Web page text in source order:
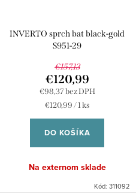
INVERTO sprch bat black-gold
S951-29
€157,13
€98,37 bez DPH
€120,99
Jednotková
€120,99 / 1 ks
DO KOŠÍKA
Na externom sklade
Kód: 311092